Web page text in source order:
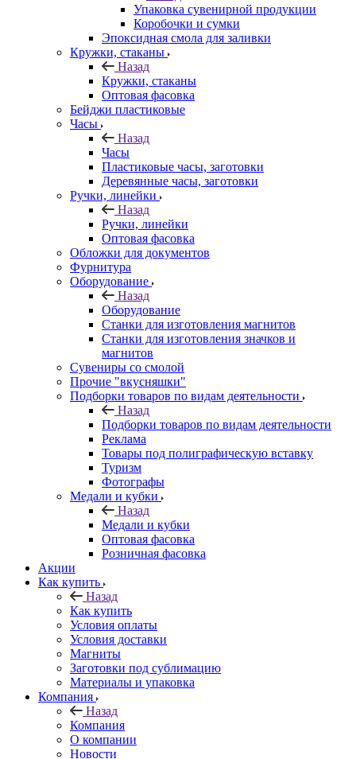
Упаковка сувенирной продукции
Коробочки и сумки
Эпоксидная смола для заливки
Кружки, стаканы
Назад
Кружки, стаканы
Оптовая фасовка
Бейджи пластиковые
Часы
Назад
Часы
Пластиковые часы, заготовки
Деревянные часы, заготовки
Ручки, линейки
Назад
Ручки, линейки
Оптовая фасовка
Обложки для документов
Фурнитура
Оборудование
Назад
Оборудование
Станки для изготовления магнитов
Станки для изготовления значков и
магнитов
Сувениры со смолой
Прочие "вкусняшки"
Подборки товаров по видам деятельности
Назад
Подборки товаров по видам деятельности
Реклама
Товары под полиграфическую вставку
Туризм
Фотографы
Медали и кубки
Назад
Медали и кубки
Оптовая фасовка
Розничная фасовка
Акции
Как купить
Назад
Как купить
Условия оплаты
Условия доставки
Магниты
Заготовки под сублимацию
Материалы и упаковка
Компания
Назад
Компания
О компании
Новости